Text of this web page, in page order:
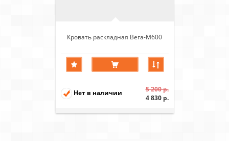
Кровать раскладная Вега-М600
Нет в наличии
5 200 р.
4 830 р.